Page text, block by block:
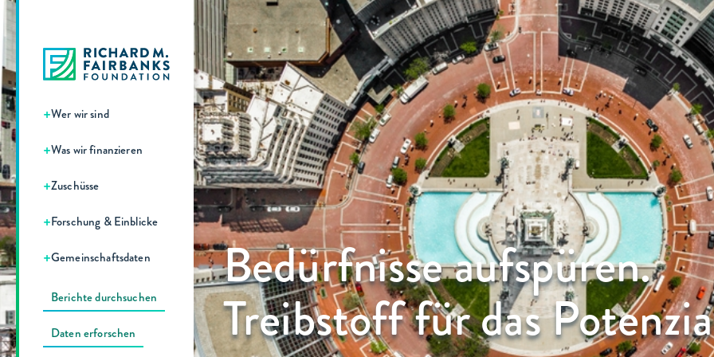
+Wer wir sind
+Was wir finanzieren
+Zuschüsse
+Forschung & Einblicke
+Gemeinschaftsdaten
Berichte durchsuchen
Daten erforschen
Bedürfnisse aufspüren.
Treibstoff für das